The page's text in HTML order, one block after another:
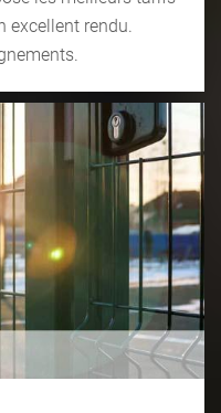
excellent rendu.